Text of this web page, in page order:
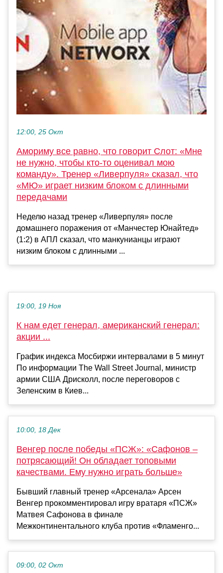
12:00, 25 Окт
Амориму все равно, что говорит Слот: «Мне
не нужно, чтобы кто-то оценивал мою
команду». Тренер «Ливерпуля» сказал, что
«МЮ» играет низким блоком с длинными
передачами
Неделю назад тренер «Ливерпуля» после
домашнего поражения от «Манчестер Юнайтед»
(1:2) в АПЛ сказал, что манкунианцы играют
низким блоком с длинными ...
19:00, 19 Ноя
К нам едет генерал, американский генерал:
акции ...
График индекса Мосбиржи интервалами в 5 минут
По информации The Wall Street Journal, министр
армии США Дрисколл, после переговоров с
Зеленским в Киев...
10:00, 18 Дек
Венгер после победы «ПСЖ»: «Сафонов –
потрясающий! Он обладает топовыми
качествами. Ему нужно играть больше»
Бывший главный тренер «Арсенала» Арсен
Венгер прокомментировал игру вратаря «ПСЖ»
Матвея Сафонова в финале
Межконтинентального клуба против «Фламенго...
09:00, 02 Окт